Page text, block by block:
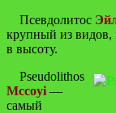
Псевдолитос
крупный из видов,
в высоту.
Pseudolithos
Mccoyi —
самый